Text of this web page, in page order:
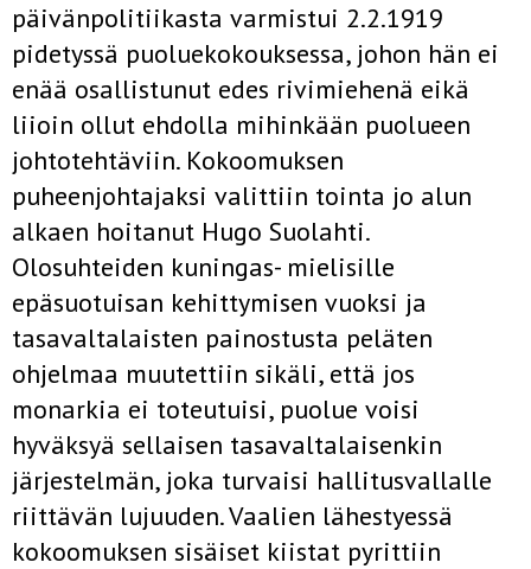
päivänpolitiikasta varmistui 2.2.1919
pidetyssä puoluekokouksessa, johon hän ei
enää osallistunut edes rivimiehenä eikä
liioin ollut ehdolla mihinkään puolueen
johtotehtäviin. Kokoomuksen
puheenjohtajaksi valittiin tointa jo alun
alkaen hoitanut Hugo Suolahti.
Olosuhteiden kuningas- mielisille
epäsuotuisan kehittymisen vuoksi ja
tasavaltalaisten painostusta peläten
ohjelmaa muutettiin sikäli, että jos
monarkia ei toteutuisi, puolue voisi
hyväksyä sellaisen tasavaltalaisenkin
järjestelmän, joka turvaisi hallitusvallalle
riittävän lujuuden. Vaalien lähestyessä
kokoomuksen sisäiset kiistat pyrittiin